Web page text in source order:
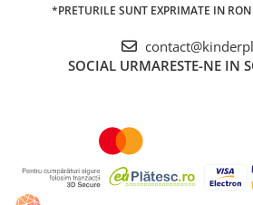
*PRETURILE SUNT EXPRIMATE IN
SOCIAL URMARESTE-NE IN